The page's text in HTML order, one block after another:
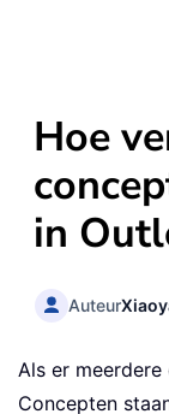
Hoe
in
Auteur
Als er
Concepten